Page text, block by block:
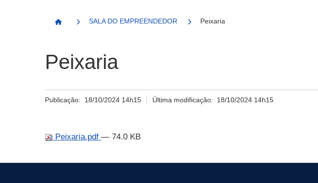
Página Inicial
SALA DO EMPREENDEDOR Peixaria
Peixaria
Publicação: 18/10/2024 14h15 Última modificação: 18/10/2024 14h15
Peixaria.pdf — 74.0 KB